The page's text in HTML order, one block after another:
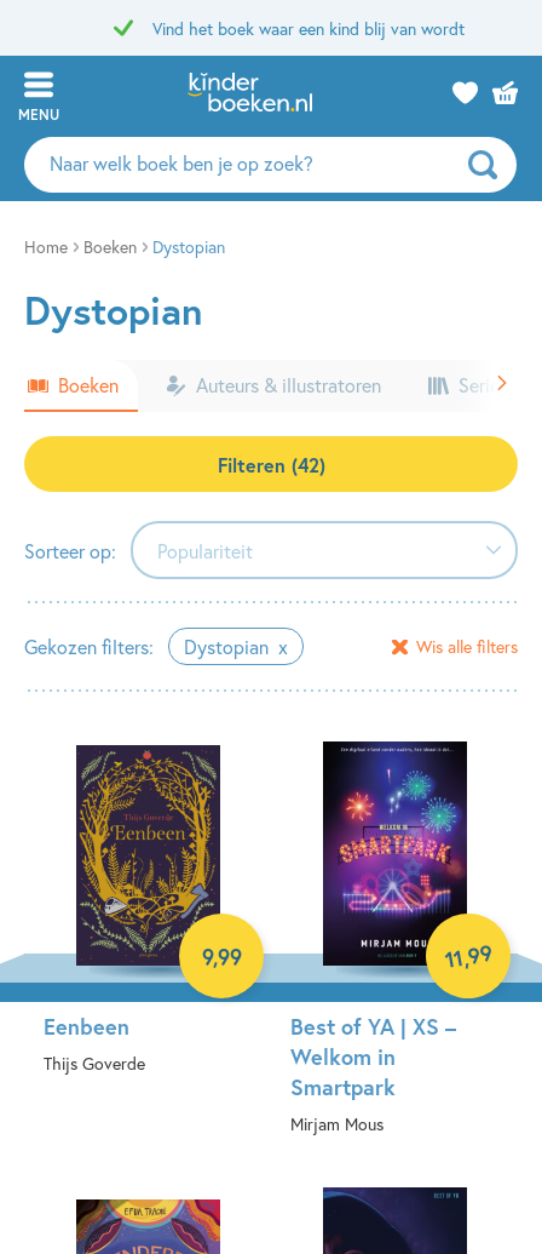
Vind het boek waar een kind blij van wordt
MENU
Zoeken
naar
auteurs
uitgevers
Home Boeken Dystopian
Dystopian
Boeken Auteurs & illustratoren Series &
Filteren (42)
Sorteer op: Populariteit
Populariteit
Verschijningsdatum
Alfabetisch (A-Z)
Alfabetisch (Z-A)
Prijs (oplopend)
Prijs (aflopend)
Gekozen filters: Dystopian Wis alle filters
Eenbeen
Thijs Goverde
9,99
Best of YA | XS –
Welkom in
Smartpark
Mirjam Mous
11,99